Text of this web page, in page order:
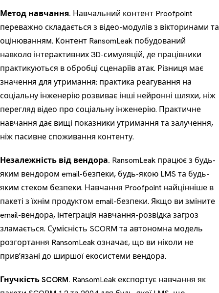
Метод навчання. Навчальний контент Proofpoint
переважно складається з відео-модулів з вікторинами та
оцінюванням. Контент RansomLeak побудований
навколо інтерактивних 3D-симуляцій, де працівники
практикуються в обробці сценаріїв атак. Різниця має
значення для утримання: практика реагування на
соціальну інженерію розвиває інші нейронні шляхи, ніж
перегляд відео про соціальну інженерію. Практичне
навчання дає вищі показники утримання та залучення,
ніж пасивне споживання контенту.
Незалежність від вендора. RansomLeak працює з будь-
яким вендором email-безпеки, будь-якою LMS та будь-
яким стеком безпеки. Навчання Proofpoint найцінніше в
пакеті з їхнім продуктом email-безпеки. Якщо ви зміните
email-вендора, інтеграція навчання-розвідка загроз
зламається. Сумісність SCORM та автономна модель
розгортання RansomLeak означає, що ви ніколи не
привʼязані до ширшої екосистеми вендора.
Гнучкість SCORM. RansomLeak експортує навчання як